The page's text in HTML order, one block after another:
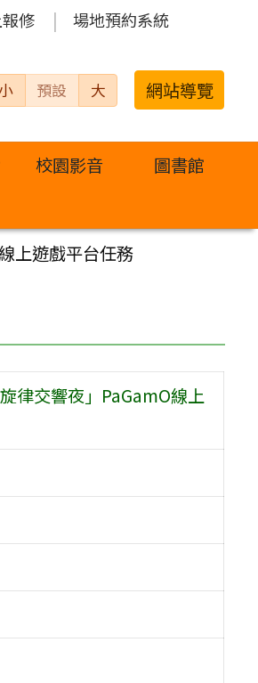
修 場地預約系統
預設 大 網站導覽
校園影音
圖書館
上遊戲平台任務
律交響夜」PaGamO線上